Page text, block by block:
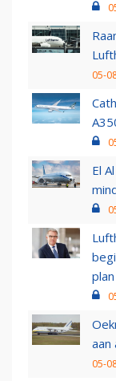
05-
El
aan
05-